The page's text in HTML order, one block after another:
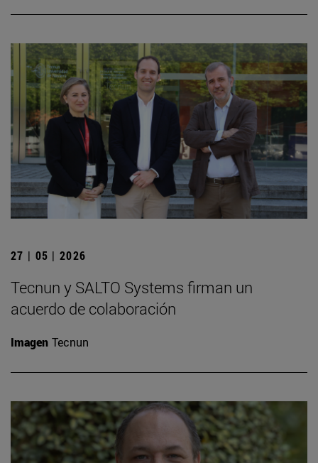
27 | 05 | 2026
Tecnun y SALTO Systems firman un
acuerdo de colaboración
Imagen Tecnun